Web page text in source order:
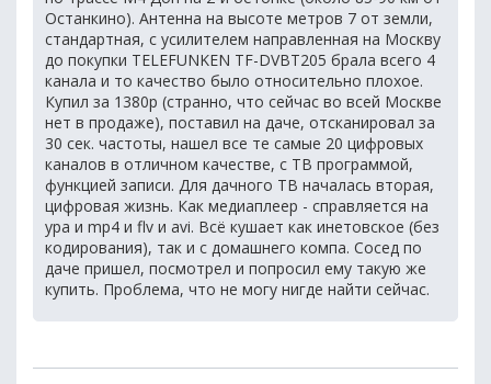
Останкино). Антенна на высоте метров 7 от земли,
стандартная, с усилителем направленная на Москву
до покупки TELEFUNKEN TF-DVBT205 брала всего 4
канала и то качество было относительно плохое.
Купил за 1380р (странно, что сейчас во всей Москве
нет в продаже), поставил на даче, отсканировал за
30 сек. частоты, нашел все те самые 20 цифровых
каналов в отличном качестве, с ТВ программой,
функцией записи. Для дачного ТВ началась вторая,
цифровая жизнь. Как медиаплеер - справляется на
ура и mp4 и flv и avi. Всё кушает как инетовское (без
кодирования), так и с домашнего компа. Сосед по
даче пришел, посмотрел и попросил ему такую же
купить. Проблема, что не могу нигде найти сейчас.